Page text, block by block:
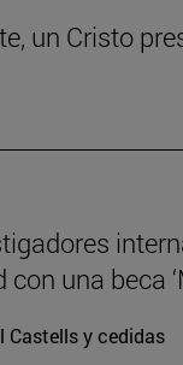
un Cristo
una beca
Castells y cedidas